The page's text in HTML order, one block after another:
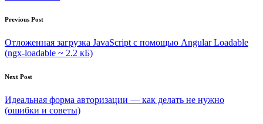
Post
navigation
Previous Post
Отложенная загрузка JavaScript с помощью Angular Loadable
(ngx-loadable ~ 2.2 кБ)
Next Post
Идеальная форма авторизации — как делать не нужно
(ошибки и советы)